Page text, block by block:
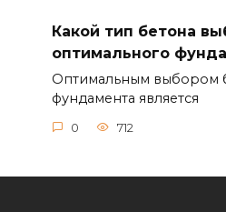
Оптимальным выбором
фундамента является